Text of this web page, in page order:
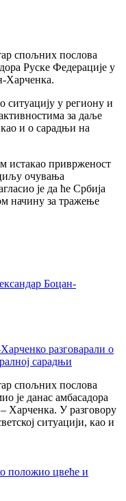
спољних послова
Руске Федерације у
Харченка.
ситуацију у региону и
за даље
и o сарадњи на
истакао приврженост
очувања
је да ће Србија
начину за тражење
Боцан-
разговарали о
сарадњи
спољних послова
је данас амбасадора
Харченка. У разговору
ситуацији, као и
положио цвеће и